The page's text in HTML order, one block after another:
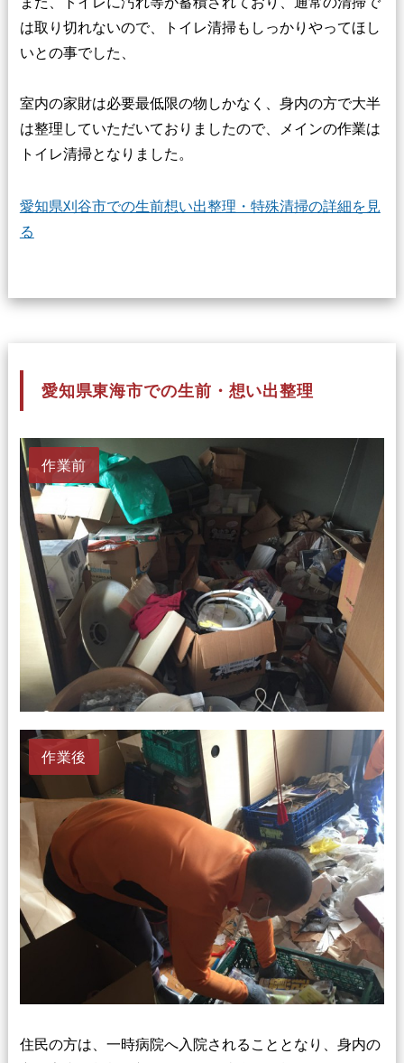
は取り切れないので、トイレ清掃もしっかりやってほし
いとの事でした、
室内の家財は必要最低限の物しかなく、身内の方で大半
は整理していただいておりましたので、メインの作業は
トイレ清掃となりました。
愛知県刈谷市での生前想い出整理・特殊清掃の詳細を見
る
愛知県東海市での生前・想い出整理
作業前
作業後
住民の方は、一時病院へ入院されることとなり、身内の